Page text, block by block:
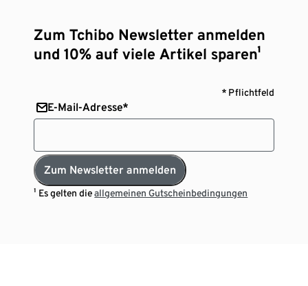
Zum Tchibo Newsletter anmelden
und 10% auf viele Artikel sparen¹
* Pflichtfeld
E-Mail-Adresse*
Zum Newsletter anmelden
¹ Es gelten dieallgemeinen Gutscheinbedingungen